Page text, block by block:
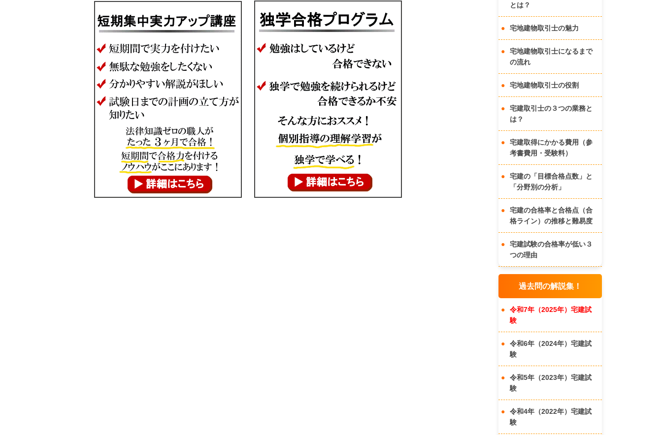
とは？
宅地建物取引士の魅力
宅地建物取引士になるまで
の流れ
宅地建物取引士の役割
宅建取引士の３つの業務と
は？
宅建取得にかかる費用（参
考書費用・受験料）
宅建の「目標合格点数」と
「分野別の分析」
宅建の合格率と合格点（合
格ライン）の推移と難易度
宅建試験の合格率が低い３
つの理由
過去問の解説集！
令和7年（2025年）宅建試
験
令和6年（2024年）宅建試
験
令和5年（2023年）宅建試
験
令和4年（2022年）宅建試
験